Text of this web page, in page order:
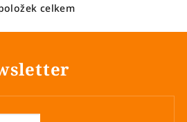
O
v
á
d
a
c
celkem